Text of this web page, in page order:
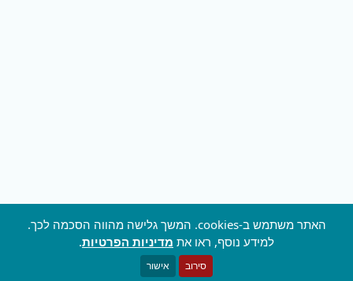
האתר משתמש ב-cookies. המשך גלישה מהווה הסכמה לכך.
למידע נוסף, ראו את מדיניות הפרטיות.
סירוב אישור